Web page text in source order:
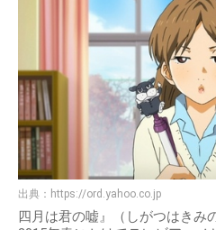
出典： https://ord.yahoo.co.jp
四月は君の嘘』（しがつはきみ